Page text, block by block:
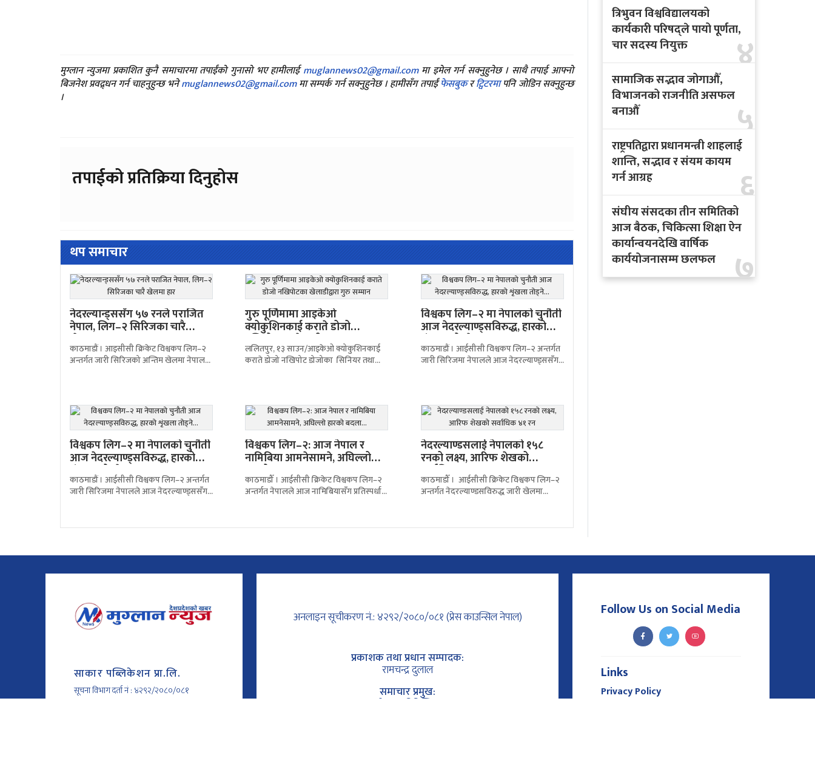
मुग्लान न्युजमा प्रकाशित कुनै समाचारमा तपाईंको गुनासो भए हामीलाईmuglannews02@gmail.comमा इमेल गर्न सक्नुहुनेछ । साथै तपाई आफ्नो
बिजनेश प्रवद्र्धन गर्न चाहनुहुन्छ भनेmuglannews02@gmail.comमा सम्पर्क गर्न सक्नुहुनेछ । हामीसँग तपाईंफेसबुकरट्विटरमापनि जोडिन सक्नुहुन्छ
।
तपाईको प्रतिक्रिया दिनुहोस
थप समाचार
नेदरल्यान्ड्ससँग ५७ रनले पराजित
नेपाल, लिग–२ सिरिजका चारै
खेलमा हार
काठमाडौं । आइसीसी क्रिकेट विश्वकप लिग–२
अन्तर्गत जारी सिरिजको अन्तिम खेलमा नेपाल
गुरु पूर्णिमामा आइकेओ
क्योकुशिनकाई कराते डोजो
नखिपोटका खेलाडीद्वारा गुरु सम्मान
ललितपुर, १३ साउन/आइकेओ क्योकुशिनकाई
कराते डोजो नखिपोट डोजोका सिनियर तथा
विश्वकप लिग–२ मा नेपालको चुनौती
आज नेदरल्याण्ड्सविरुद्ध, हारको
शृंखला तोड्ने…
काठमाडौं । आईसीसी विश्वकप लिग–२ अन्तर्गत
जारी सिरिजमा नेपालले आज नेदरल्याण्ड्ससँग
विश्वकप लिग–२ मा नेपालको चुनौती
आज नेदरल्याण्ड्सविरुद्ध, हारको
शृंखला तोड्ने…
काठमाडौं । आईसीसी विश्वकप लिग–२ अन्तर्गत
जारी सिरिजमा नेपालले आज नेदरल्याण्ड्ससँग
विश्वकप लिग–२: आज नेपाल र
नामिबिया आमनेसामने, अघिल्लो
हारको बदला…
काठमाडौँ । आईसीसी क्रिकेट विश्वकप लिग–२
अन्तर्गत नेपालले आज नामिबियासँग प्रतिस्पर्धा
नेदरल्याण्डसलाई नेपालको १५८
रनको लक्ष्य, आरिफ शेखको
सर्वाधिक ४१ रन
काठमाडौँ । आईसीसी क्रिकेट विश्वकप लिग–२
अन्तर्गत नेदरल्याण्डसविरुद्ध जारी खेलमा
४
त्रिभुवन विश्वविद्यालयको
कार्यकारी परिषद्ले पायो पूर्णता,
चार सदस्य नियुक्त
५
सामाजिक सद्भाव जोगाऔँ,
विभाजनको राजनीति असफल
बनाऔँ
६
राष्ट्रपतिद्वारा प्रधानमन्त्री शाहलाई
शान्ति, सद्भाव र संयम कायम
गर्न आग्रह
७
संघीय संसदका तीन समितिको
आज बैठक, चिकित्सा शिक्षा ऐन
कार्यान्वयनदेखि वार्षिक
कार्ययोजनासम्म छलफल
साकार पब्लिकेशन प्रा.लि.
सूचना विभाग दर्ता नं : ४२९२/२०८०/०८१
अनलाइन सूचीकरण नं.: ४२९२/२०८०/०८१ (प्रेस काउन्सिल नेपाल)
प्रकाशक तथा प्रधान सम्पादक:
रामचन्द्र दुलाल
समाचार प्रमुख:
हरिशरण तिमिल्सिना
Follow Us on Social Media
Links
Privacy Policy